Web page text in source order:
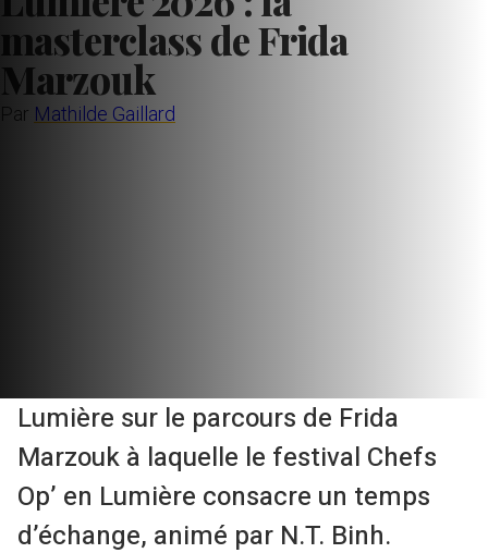
masterclass de Frida
Marzouk
Par Mathilde Gaillard
Lumière sur le parcours de Frida
Marzouk à laquelle le festival Chefs
Op’ en Lumière consacre un temps
d’échange, animé par N.T. Binh.